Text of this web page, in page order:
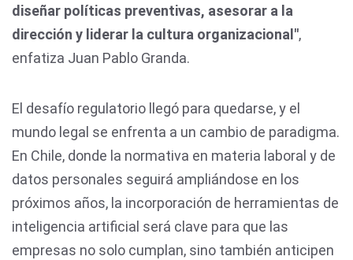
diseñar políticas preventivas, asesorar a la
dirección y liderar la cultura organizacional",
enfatiza Juan Pablo Granda.
El desafío regulatorio llegó para quedarse, y el
mundo legal se enfrenta a un cambio de paradigma.
En Chile, donde la normativa en materia laboral y de
datos personales seguirá ampliándose en los
próximos años, la incorporación de herramientas de
inteligencia artificial será clave para que las
empresas no solo cumplan, sino también anticipen